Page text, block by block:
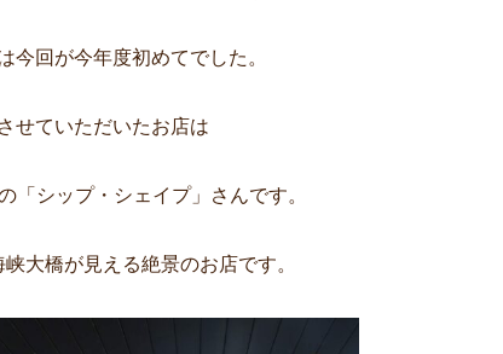
今回が今年度初めてでした。
せていただいたお店は
「シップ・シェイプ」さんです。
大橋が見える絶景のお店です。